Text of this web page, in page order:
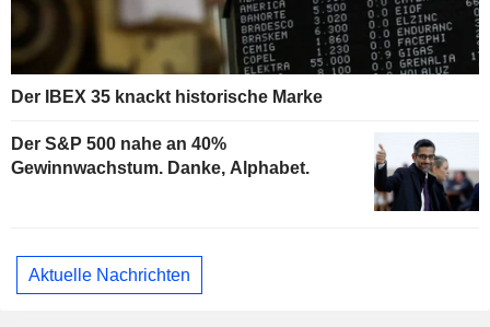
Der IBEX 35 knackt historische Marke
Der S&P 500 nahe an 40%
Gewinnwachstum. Danke, Alphabet.
Aktuelle Nachrichten